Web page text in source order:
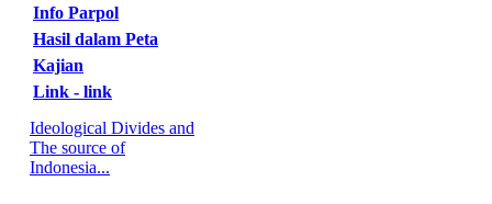
Info Parpol
Hasil dalam Peta
Kajian
Link - link
Ideological Divides and
The source of
Indonesia...